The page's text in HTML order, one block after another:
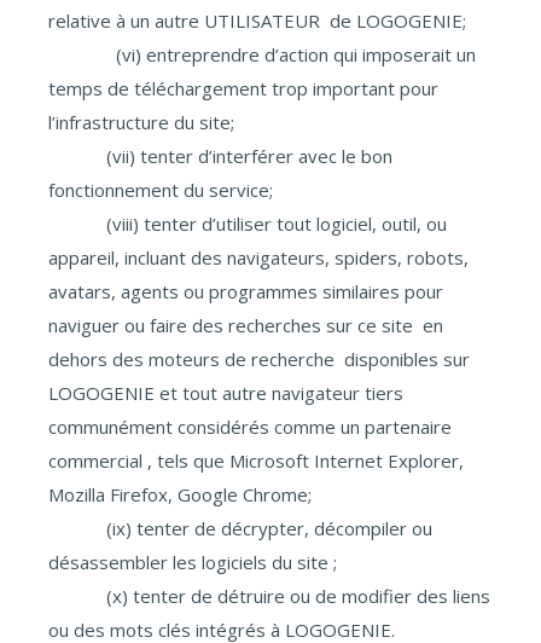
relative à un autre UTILISATEUR de LOGOGENIE;
(vi) entreprendre d’action qui imposerait un
temps de téléchargement trop important pour
l’infrastructure du site;
(vii) tenter d’interférer avec le bon
fonctionnement du service;
(viii) tenter d’utiliser tout logiciel, outil, ou
appareil, incluant des navigateurs, spiders, robots,
avatars, agents ou programmes similaires pour
naviguer ou faire des recherches sur ce site en
dehors des moteurs de recherche disponibles sur
LOGOGENIE et tout autre navigateur tiers
communément considérés comme un partenaire
commercial , tels que Microsoft Internet Explorer,
Mozilla Firefox, Google Chrome;
(ix) tenter de décrypter, décompiler ou
désassembler les logiciels du site ;
(x) tenter de détruire ou de modifier des liens
ou des mots clés intégrés à LOGOGENIE.